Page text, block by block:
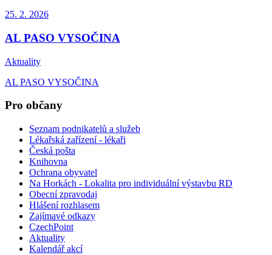
25. 2. 2026
AL PASO VYSOČINA
Aktuality
AL PASO VYSOČINA
Pro občany
Seznam podnikatelů a služeb
Lékařská zařízení - lékaři
Česká pošta
Knihovna
Ochrana obyvatel
Na Horkách - Lokalita pro individuální výstavbu RD
Obecní zpravodaj
Hlášení rozhlasem
Zajímavé odkazy
CzechPoint
Aktuality
Kalendář akcí